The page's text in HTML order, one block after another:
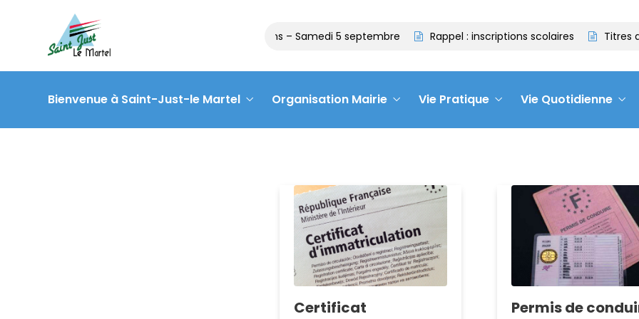
Matinée des associations – Samedi 5 septembre Rappel : inscriptions scolaires Titres
Bienvenue à Saint-Just-le Martel Organisation Mairie Vie Pratique Vie Quotidienne
Certificat
Permis de